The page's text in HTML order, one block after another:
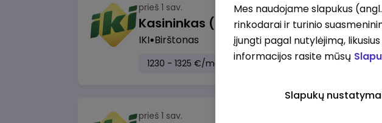
prieš 1 sav.
IKI Birštonas
1230 - 1325 €/mėn. Prieš mokesčius
prieš 1 sav.
Mes naudojame slapukus
rinkodarai ir turinio
įjungti pagal nutylėjimą,
informacijos rasite mūsų
Slapukų